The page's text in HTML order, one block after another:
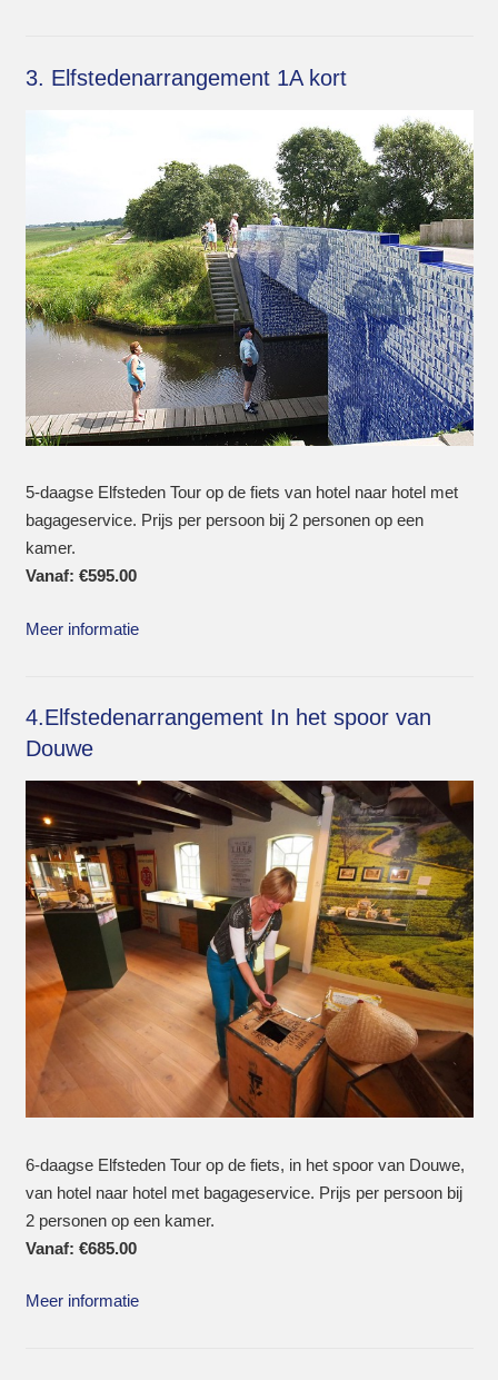
3. Elfstedenarrangement 1A kort
5-daagse Elfsteden Tour op de fiets van hotel naar hotel met
bagageservice. Prijs per persoon bij 2 personen op een
kamer.
Vanaf: €595.00
Meer informatie
4.Elfstedenarrangement In het spoor van
Douwe
6-daagse Elfsteden Tour op de fiets, in het spoor van Douwe,
van hotel naar hotel met bagageservice. Prijs per persoon bij
2 personen op een kamer.
Vanaf: €685.00
Meer informatie